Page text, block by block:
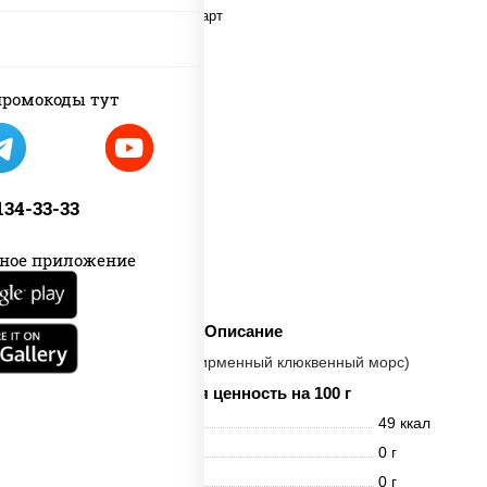
тут
33-33
приложение
Описание
(Натуральный, фирменный клюквенный морс)
Пищевая ценность на 100 г
49 ккал
0 г
0 г